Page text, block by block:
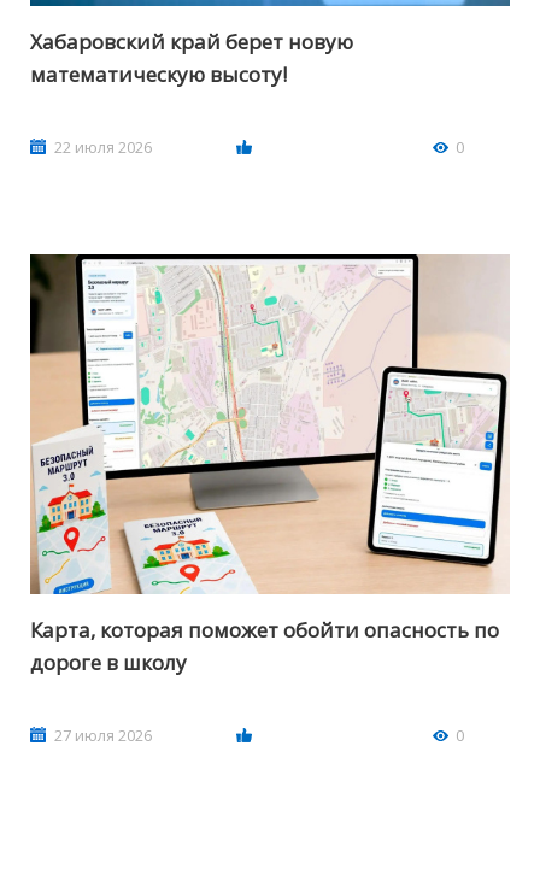
Хабаровский край берет новую
математическую высоту!
22 июля 2026 0
Карта, которая поможет обойти опасность по
дороге в школу
27 июля 2026 0